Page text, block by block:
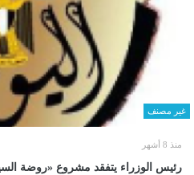
غير مصنف
منذ 8 أشهر